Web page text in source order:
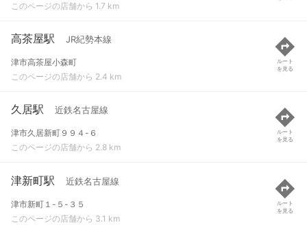
このページの店舗から 1.7 km
高茶屋駅 JR紀勢本線
津市高茶屋小森町
このページの店舗から 2.4 km
ルート
を見る
久居駅 近鉄名古屋線
津市久居新町９９４-６
このページの店舗から 2.8 km
ルート
を見る
津新町駅 近鉄名古屋線
津市新町１-５-３５
このページの店舗から 3.1 km
ルート
を見る